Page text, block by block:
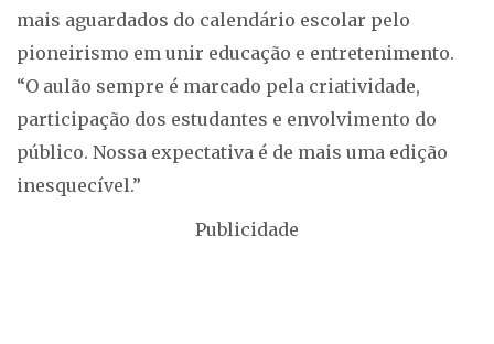
mais aguardados do calendário escolar pelo
pioneirismo em unir educação e entretenimento.
“O aulão sempre é marcado pela criatividade,
participação dos estudantes e envolvimento do
público. Nossa expectativa é de mais uma edição
inesquecível.”
Publicidade